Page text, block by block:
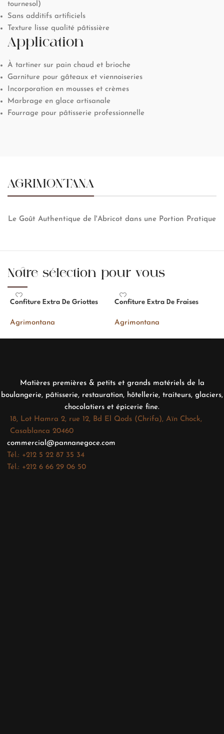
tournesol)
Sans additifs artificiels
Texture lisse qualité pâtissière
Application
À tartiner sur pain chaud et brioche
Garniture pour gâteaux et viennoiseries
Incorporation en mousses et crèmes
Marbrage en glace artisanale
Fourrage pour pâtisserie professionnelle
AGRIMONTANA
Le Goût Authentique de l'Abricot dans une Portion Pratique
Notre sélection pour vous
Confiture Extra De Griottes
Agrimontana
Confiture Extra De Fraises
Agrimontana
Matières premières & petits et grands matériels de la
boulangerie, pâtisserie, restauration, hôtellerie, traiteurs, glaciers,
chocolatiers et épicerie fine.
18, Lot Hamra 2, rue 12, Bd El Qods (Chrifa), Aïn Chock,
Casablanca 20460
commercial@pannanegoce.com
Tél.: +212 5 22 87 35 34
Tél.: +212 6 66 29 06 50